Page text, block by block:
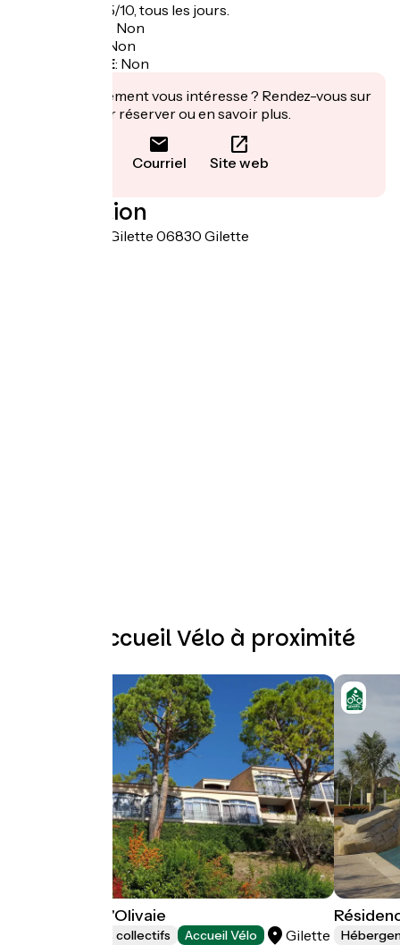
Du 05/04 au 05/10, tous les jours.
Non
Non
Recharge VAE: Non
Cet établissement vous intéresse ? Rendez-vous sur
leur site pour réserver ou en savoir plus.
Courriel Site web
Localisation
3965 route de Gilette 06830 Gilette
Autres Accueil Vélo à proximité
Domaine de l'Olivaie
Hébergements collectifs Accueil Vélo Gilette